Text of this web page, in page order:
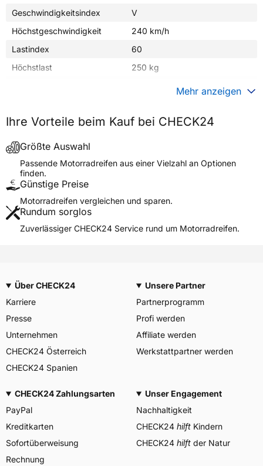
Geschwindigkeitsindex
V
Höchstgeschwindigkeit
240 km/h
Lastindex
60
Höchstlast
250 kg
Fahrzeugtyp
Motorrad
Verwendung
Modellname
GT502
Reifenposition
Motorradtyp
Cruiser
Weitere Eigenschaften
Allgemeine Produktsicherheit (GPSR)
Herstellerkontakt
Goodyear S.A. Innovation
www.goodyear.eu
Mehr anzeigen
Ihre Vorteile beim Kauf bei CHECK24
Größte Auswahl
Passende Motorradreifen aus einer Vielzahl an Optionen
finden.
Günstige Preise
Motorradreifen vergleichen und sparen.
Rundum sorglos
Zuverlässiger CHECK24 Service rund um Motorradreifen.
Über CHECK24
Karriere
Presse
Unternehmen
CHECK24 Österreich
CHECK24 Spanien
Unsere Partner
Partnerprogramm
Profi werden
Affiliate werden
Werkstattpartner werden
CHECK24 Zahlungsarten
PayPal
Kreditkarten
Sofortüberweisung
Rechnung
Unser Engagement
Nachhaltigkeit
CHECK24 hilft Kindern
CHECK24 hilft der Natur